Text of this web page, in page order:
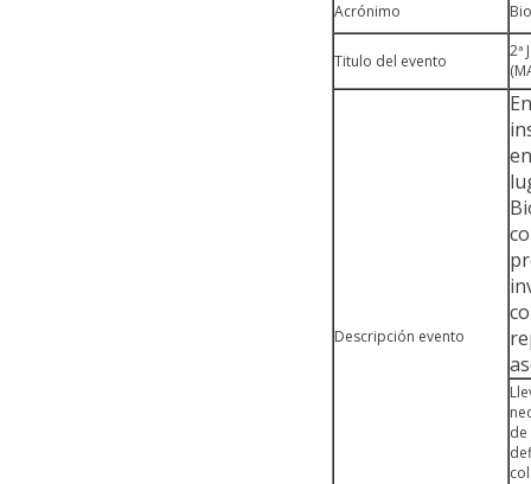
Acrónimo
Titulo del evento
2ª
Descripción evento